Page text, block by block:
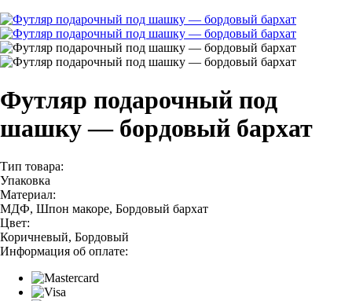
Футляр подарочный под
шашку — бордовый бархат
Тип товара:
Упаковка
Материал:
МДФ, Шпон макоре, Бордовый бархат
Цвет:
Коричневый, Бордовый
Информация об оплате: